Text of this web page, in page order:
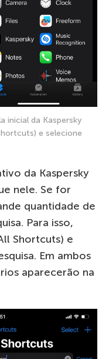
inicial da Kaspersky
e selecione
da Kaspersky
nele. Se for
quantidade de
Para isso,
Shortcuts) e
Em ambos
aparecerão na